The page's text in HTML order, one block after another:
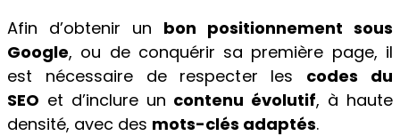
Afin d’obtenir un bon positionnement sous
Google, ou de conquérir sa première page, il
est nécessaire de respecter les codes du
SEO et d’inclure un contenu évolutif, à haute
densité, avec des mots-clés adaptés.